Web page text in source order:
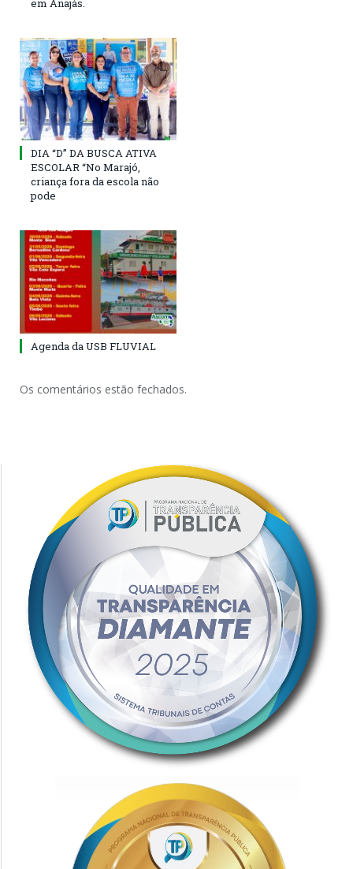
em Anajás.
DIA “D” DA BUSCA ATIVA
ESCOLAR “No Marajó,
criança fora da escola não
pode
Agenda da USB FLUVIAL
Os comentários estão fechados.